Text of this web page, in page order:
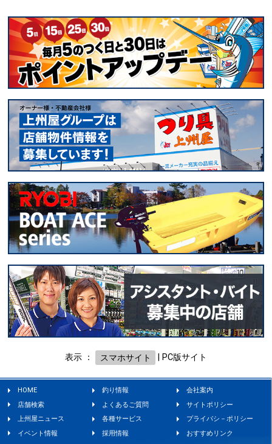
表示 ： スマホサイト PC版サイト
HOME 釣り情報
会社案内
店舗検索
よくあるご質問
サイトポリシー
上州屋ニュース
各種サービス
プライバシ－ポリシー
イベント情報
採用情報 おすすめリンク